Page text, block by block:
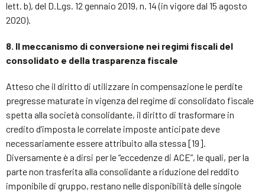
lett. b), del D.Lgs. 12 gennaio 2019, n. 14 (in vigore dal 15 agosto
2020).
8. Il meccanismo di conversione nei regimi fiscali del
consolidato e della trasparenza fiscale
Atteso che il diritto di utilizzare in compensazione le perdite
pregresse maturate in vigenza del regime di consolidato fiscale
spetta alla società consolidante, il diritto di trasformare in
credito d’imposta le correlate imposte anticipate deve
necessariamente essere attribuito alla stessa [19].
Diversamente è a dirsi per le “eccedenze di ACE”, le quali, per la
parte non trasferita alla consolidante a riduzione del reddito
imponibile di gruppo, restano nelle disponibilità delle singole